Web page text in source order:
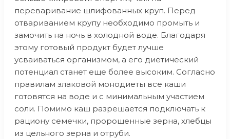
переваривание шлифованных круп. Перед
отвариванием крупу необходимо промыть и
замочить на ночь в холодной воде. Благодаря
этому готовый продукт будет лучше
усваиваться организмом, а его диетический
потенциал станет еще более высоким. Согласно
правилам злаковой монодиеты все каши
готовятся на воде и с минимальным участием
соли. Помимо каш разрешается подключать к
рациону семечки, пророщенные зерна, хлебцы
из цельного зерна и отруби.